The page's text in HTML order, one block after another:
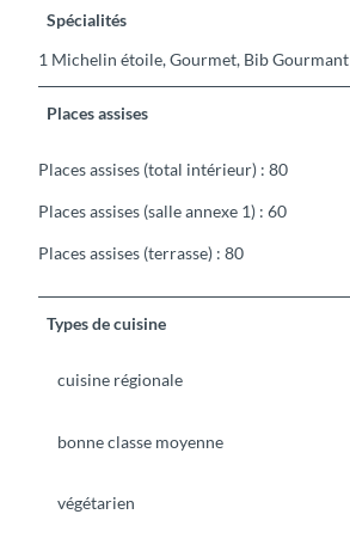
Spécialités
1 Michelin étoile, Gourmet, Bib Gourmant
Places assises
Places assises (total intérieur) : 80
Places assises (salle annexe 1) : 60
Places assises (terrasse) : 80
Types de cuisine
cuisine régionale
bonne classe moyenne
végétarien